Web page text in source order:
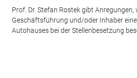
Prof. Dr. Stefan Rostek gibt
Geschäftsführung und/oder Inhaber
Autohauses bei der Stellenbesetzung